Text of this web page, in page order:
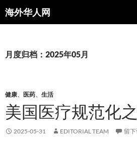
海外华人网
搜
索
文
月度归档：2025年05月
健康、 医药、 生活
美国医疗规范化
2025-05-31 EDITORIAL TEAM 留